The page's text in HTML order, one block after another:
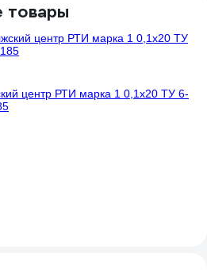
товары
центр РТИ марка 1 0,1x20 ТУ 6-